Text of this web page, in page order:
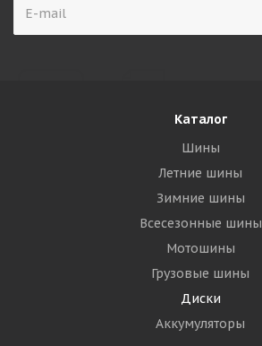
Каталог
Шины
Летние шины
Зимние шины
Всесезонные шины
Мотошины
Грузовые шины
Диски
Аккумуляторы